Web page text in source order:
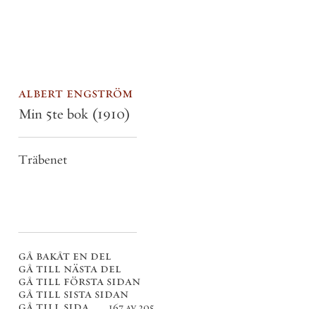
albert engström
Min 5te bok (1910)
Träbenet
gå bakåt en del
gå till nästa del
gå till första sidan
gå till sista sidan